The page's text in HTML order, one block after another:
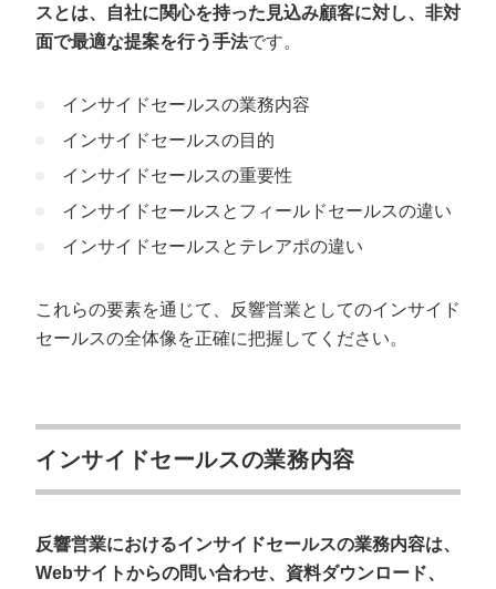
がある
イント
ターゲットと役割を明確にする
ターゲットによってアプローチ方法を変える
スとは、自社に関心を持った見込み顧客に対し、非対
面で最適な提案を行う手法です。
インサイドセールスの業務内容
インサイドセールスの目的
インサイドセールスの重要性
インサイドセールスとフィールドセールスの違い
インサイドセールスとテレアポの違い
これらの要素を通じて、反響営業としてのインサイド
セールスの全体像を正確に把握してください。
インサイドセールスの業務内容
反響営業におけるインサイドセールスの業務内容は、
Webサイトからの問い合わせ、資料ダウンロード、